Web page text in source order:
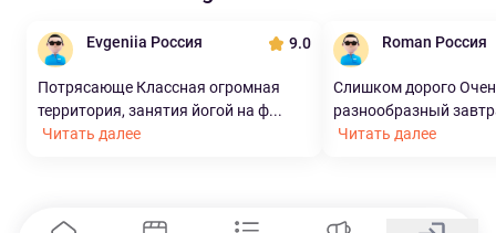
Evgeniia Россия 9.0
Потрясающе Классная огромная
территория, занятия йогой на ф...
Читать далее
Roman Россия
Слишком дорого
разнообразный
Читать далее